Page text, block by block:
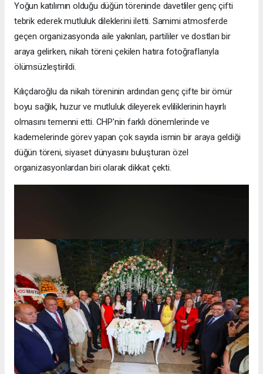
Yoğun katılımın olduğu düğün töreninde davetliler genç çifti
tebrik ederek mutluluk dileklerini iletti. Samimi atmosferde
geçen organizasyonda aile yakınları, partililer ve dostları bir
araya gelirken, nikah töreni çekilen hatıra fotoğraflarıyla
ölümsüzleştirildi.
Kılıçdaroğlu da nikah töreninin ardından genç çifte bir ömür
boyu sağlık, huzur ve mutluluk dileyerek evliliklerinin hayırlı
olmasını temenni etti. CHP'nin farklı dönemlerinde ve
kademelerinde görev yapan çok sayıda ismin bir araya geldiği
düğün töreni, siyaset dünyasını buluşturan özel
organizasyonlardan biri olarak dikkat çekti.